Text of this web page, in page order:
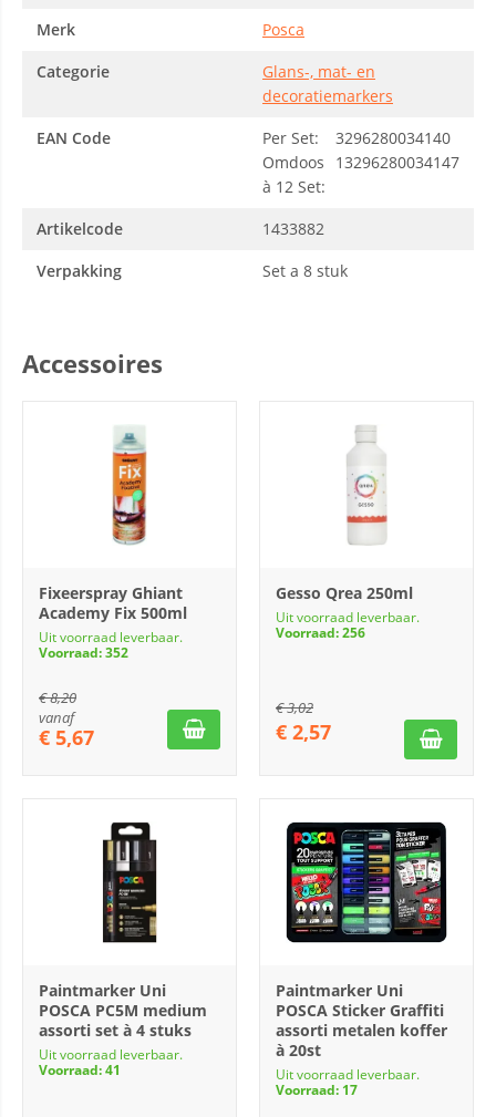
Merk
Posca
Categorie
Glans-, mat- en
decoratiemarkers
EAN Code
Per Set:
3296280034140
Omdoos
à 12 Set:
13296280034147
Artikelcode
1433882
Verpakking
Set a 8 stuk
Accessoires
Fixeerspray Ghiant
Academy Fix 500ml
Uit voorraad leverbaar.
Voorraad: 352
€8,20
vanaf
€ 5,67
Gesso Qrea 250ml
Uit voorraad leverbaar.
Voorraad: 256
€3,02
€ 2,57
Paintmarker Uni
POSCA PC5M medium
assorti set à 4 stuks
Uit voorraad leverbaar.
Voorraad: 41
Paintmarker Uni
POSCA Sticker Graffiti
assorti metalen koffer
à 20st
Uit voorraad leverbaar.
Voorraad: 17